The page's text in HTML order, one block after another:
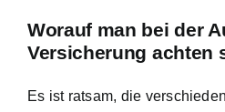
Worauf man bei der
Versicherung achten
Es ist ratsam, die